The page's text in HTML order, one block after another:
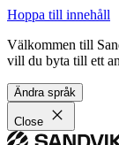
Hoppa till innehåll
Välkommen till
vill du byta till ett
Ändra språk
Close